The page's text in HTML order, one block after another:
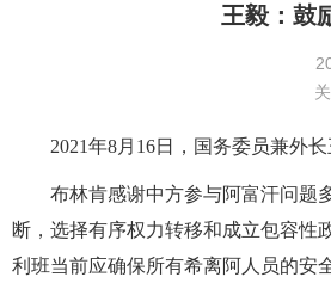
王毅：鼓
2021年8月16日，国务委员兼外
布林肯感谢中方参与阿富汗问题
断，选择有序权力转移和成立包容性
利班当前应确保所有希离阿人员的安全